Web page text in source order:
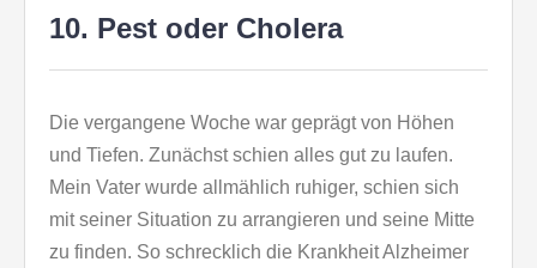
10. Pest oder Cholera
Die vergangene Woche war geprägt von Höhen
und Tiefen. Zunächst schien alles gut zu laufen.
Mein Vater wurde allmählich ruhiger, schien sich
mit seiner Situation zu arrangieren und seine Mitte
zu finden. So schrecklich die Krankheit Alzheimer